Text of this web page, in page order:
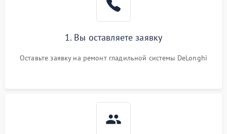
1. Вы оставляете заявку
Оставьте заявку на ремонт гладильной системы DeLonghi